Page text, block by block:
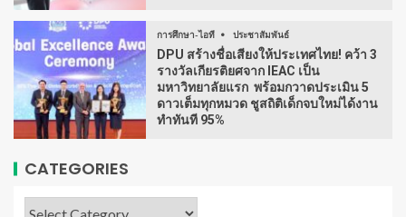
การศึกษา-ไอที ประชาสัมพันธ์
DPU สร้างชื่อเสียงให้ประเทศไทย! คว้า 3
รางวัลเกียรติยศจาก IEAC เป็น
มหาวิทยาลัยแรก พร้อมกวาดประเมิน 5
ดาวเต็มทุกหมวด ชูสถิติเด็กจบใหม่ได้งาน
ทำทันที 95%
CATEGORIES